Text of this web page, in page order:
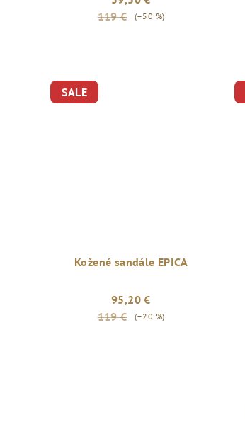
119 €
(–50 %)
SALE
Kožené sandále EPICA
95,20 €
119 €
(–20 %)